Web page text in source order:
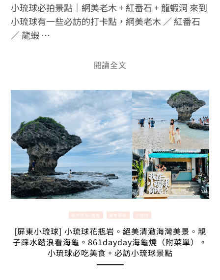
小琉球必拍景點｜網美老木 + 紅番石 + 龍蝦洞 來到
小琉球有一些必訪的打卡點，網美老木 ／ 紅番石
／ 龍蝦 …
閱讀全文
親子景點/美食 屏東景點 小琉球
[屏東小琉球] 小琉球花瓶岩。絕美清澈海灣美景。親
子踩水踏浪看海龜。861dayday海龜燒（附菜單）。
小琉球必吃美食。必訪小琉球景點